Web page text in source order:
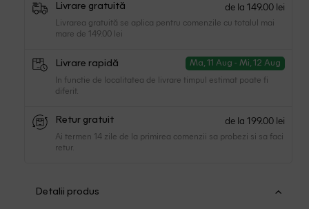
Livrare gratuită de la 149.00 lei
Livrarea gratuită se aplica pentru comenzile cu totalul mai
mare de 149.00 lei
Livrare rapidă Ma, 11 Aug - Mi, 12 Aug
In functie de localitatea de livrare timpul estimat poate fi
diferit.
Retur gratuit de la 199.00 lei
Ai termen 14 zile de la primirea comenzii sa probezi si sa faci
retur.
Detalii produs